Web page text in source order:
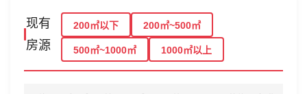
现有
房源
200㎡以下 200㎡~500㎡
500㎡~1000㎡ 1000㎡以上